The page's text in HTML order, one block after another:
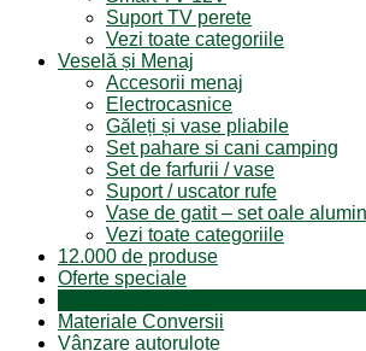
Suport TV perete
Vezi toate categoriile
Veselă și Menaj
Accesorii menaj
Electrocasnice
Găleți și vase pliabile
Set pahare si cani camping
Set de farfurii / vase
Suport / uscator rufe
Vase de gatit – set oale
Vezi toate categoriile
12.000 de produse
Oferte speciale
Materiale Conversii
Vânzare autorulote